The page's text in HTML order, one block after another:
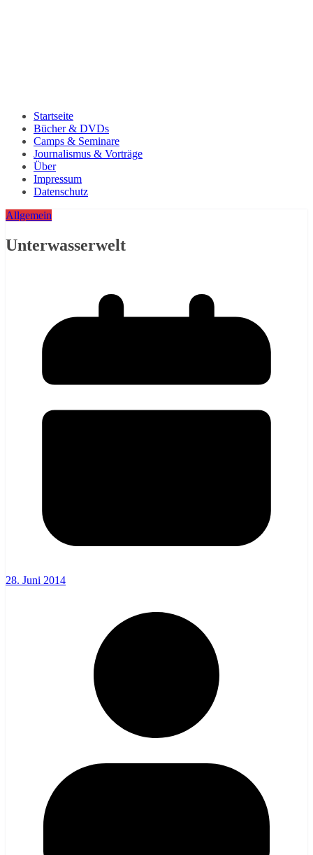
Startseite
Bücher & DVDs
Camps & Seminare
Journalismus & Vorträge
Über
Impressum
Datenschutz
Allgemein
Unterwasserwelt
28. Juni 2014